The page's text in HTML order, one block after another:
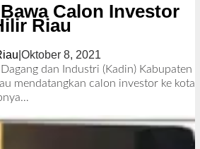
Calon Investor
Riau
Oktober 8, 2021
l
e
e
dan Industri (Kadin) Kabupaten
mendatangkan calon investor ke kota